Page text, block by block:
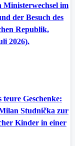
im
der Besuch des
Republik,
2026).
Geschenke:
Studnička zur
Kinder in einer